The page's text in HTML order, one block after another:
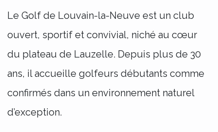
Le Golf de Louvain-la-Neuve est un club
ouvert, sportif et convivial, niché au cœur
du plateau de Lauzelle. Depuis plus de 30
ans, il accueille golfeurs débutants comme
confirmés dans un environnement naturel
d’exception.